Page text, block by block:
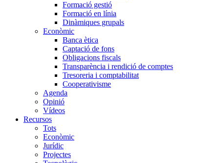
Formació gestió
Formació en línia
Dinàmiques grupals
Econòmic
Banca ètica
Captació de fons
Obligacions fiscals
Transparència i rendició de comptes
Tresoreria i comptabilitat
Cooperativisme
Agenda
Opinió
Vídeos
Recursos
Tots
Econòmic
Jurídic
Projectes